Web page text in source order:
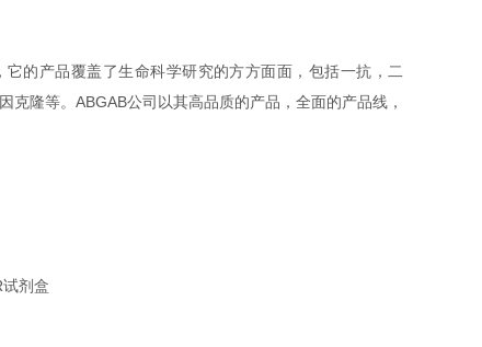
的产品覆盖了生命科学研究的方方面面，包括一抗，二
隆等。ABGAB公司以其高品质的产品，全面的产品线，
剂盒